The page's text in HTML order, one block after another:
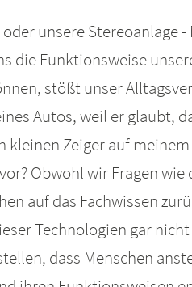
unsere Stereoanlage
die Funktionsweise
stößt unser
Autos, weil er glaubt,
Zeiger auf
Obwohl wir Fragen
auf das Fachwissen
Technologien gar
dass Menschen